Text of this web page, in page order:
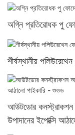
অগ্নি প্রতিরোধক পু
শীর্ষস্থানীয়
আউটডোর
উপাদানের ইপোক্সি